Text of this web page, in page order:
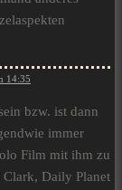
14:35
bzw. ist dann
immer
Film mit ihm zu
Clark, Daily Planet